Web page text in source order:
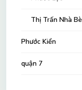
Thị Trấn Nhà Bè
Phước Kiển
quận 7